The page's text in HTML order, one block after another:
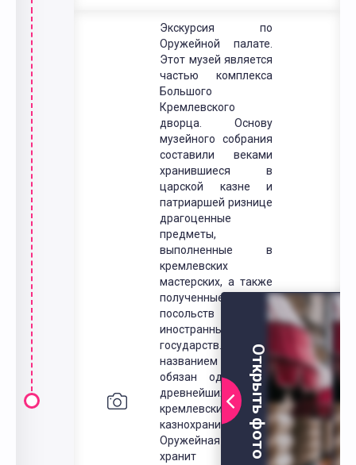
Экскурсия по
Оружейной палате.
Этот музей является
частью комплекса
Большого
Кремлевского
дворца. Основу
музейного собрания
составили веками
хранившиеся в
царской казне и
патриаршей ризнице
драгоценные
предметы,
выполненные в
кремлевских
мастерских, а также
полученные в дар от
посольств
иностранных
государств. Своим
названием музей
обязан одному из
древнейших
кремлевских
казнохранилищ.
Оружейная палата
хранит древние
Открыть фото